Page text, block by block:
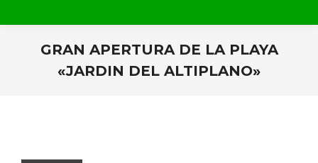
GRAN APERTURA DE LA PLAYA
«JARDIN DEL ALTIPLANO»